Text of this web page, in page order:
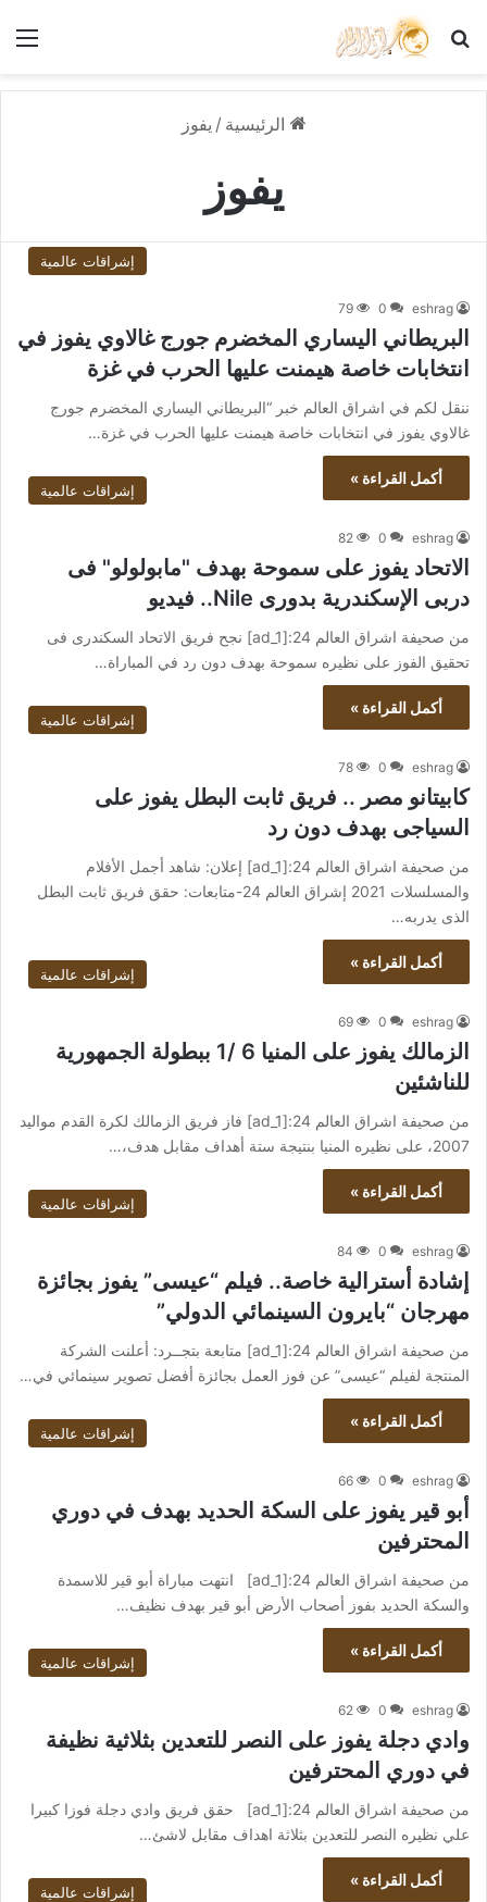
بحث عن
الرئيسية / يفوز
يفوز
إشراقات عالمية
eshrag
0
79
البريطاني اليساري المخضرم جورج غالاوي يفوز في
انتخابات خاصة هيمنت عليها الحرب في غزة
ننقل لكم في اشراق العالم خبر “البريطاني اليساري المخضرم جورج
غالاوي يفوز في انتخابات خاصة هيمنت عليها الحرب في غزة…
أكمل القراءة »
إشراقات عالمية
eshrag
0
82
الاتحاد يفوز على سموحة بهدف "مابولولو" فى
دربى الإسكندرية بدورى Nile.. فيديو
من صحيفة اشراق العالم 24:[ad_1] نجح فريق الاتحاد السكندرى فى
تحقيق الفوز على نظيره سموحة بهدف دون رد في المباراة…
أكمل القراءة »
إشراقات عالمية
eshrag
0
78
كابيتانو مصر .. فريق ثابت البطل يفوز على
السياجى بهدف دون رد
من صحيفة اشراق العالم 24:[ad_1] إعلان: شاهد أجمل الأفلام
والمسلسلات 2021 إشراق العالم 24-متابعات: حقق فريق ثابت البطل
الذى يدربه…
أكمل القراءة »
إشراقات عالمية
eshrag
0
69
الزمالك يفوز على المنيا 6 /1 ببطولة الجمهورية
للناشئين
من صحيفة اشراق العالم 24:[ad_1] فاز فريق الزمالك لكرة القدم مواليد
2007، على نظيره المنيا بنتيجة ستة أهداف مقابل هدف،…
أكمل القراءة »
إشراقات عالمية
eshrag
0
84
إشادة أسترالية خاصة.. فيلم “عيسى” يفوز بجائزة
مهرجان “بايرون السينمائي الدولي”
من صحيفة اشراق العالم 24:[ad_1] متابعة بتجــرد: أعلنت الشركة
المنتجة لفيلم “عيسى” عن فوز العمل بجائزة أفضل تصوير سينمائي في…
أكمل القراءة »
إشراقات عالمية
eshrag
0
66
أبو قير يفوز على السكة الحديد بهدف في دوري
المحترفين
من صحيفة اشراق العالم 24:[ad_1] انتهت مباراة أبو قير للاسمدة
والسكة الحديد بفوز أصحاب الأرض أبو قير بهدف نظيف…
أكمل القراءة »
إشراقات عالمية
eshrag
0
62
وادي دجلة يفوز على النصر للتعدين بثلاثية نظيفة
في دوري المحترفين
من صحيفة اشراق العالم 24:[ad_1] حقق فريق وادي دجلة فوزا كبيرا
علي نظيره النصر للتعدين بثلاثة اهداف مقابل لاشئ…
أكمل القراءة »
إشراقات عالمية